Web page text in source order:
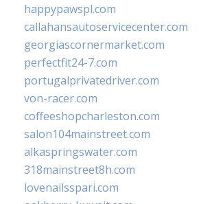
happypawspl.com
callahansautoservicecenter.com
georgiascornermarket.com
perfectfit24-7.com
portugalprivatedriver.com
von-racer.com
coffeeshopcharleston.com
salon104mainstreet.com
alkaspringswater.com
318mainstreet8h.com
lovenailsspari.com